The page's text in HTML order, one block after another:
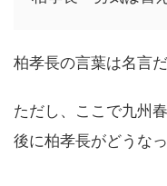
柏孝長の言葉は名言
ただし、ここで九州
後に柏孝長がどうな